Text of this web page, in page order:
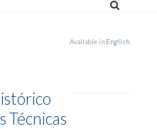
Available in English
Técnicas